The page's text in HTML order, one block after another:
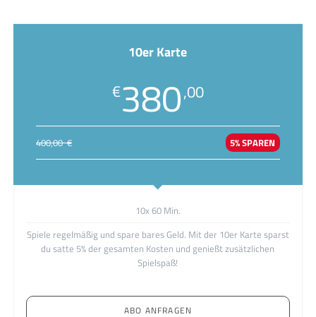
10er Karte
€380,00
400,00 € 5% SPAREN
10x 60 Min.
Spiele regelmäßig und spare bares Geld. Mit der 10er Karte sparst
du satte 5% der gesamten Kosten und genießt zusätzlichen
Spielspaß!
ABO ANFRAGEN